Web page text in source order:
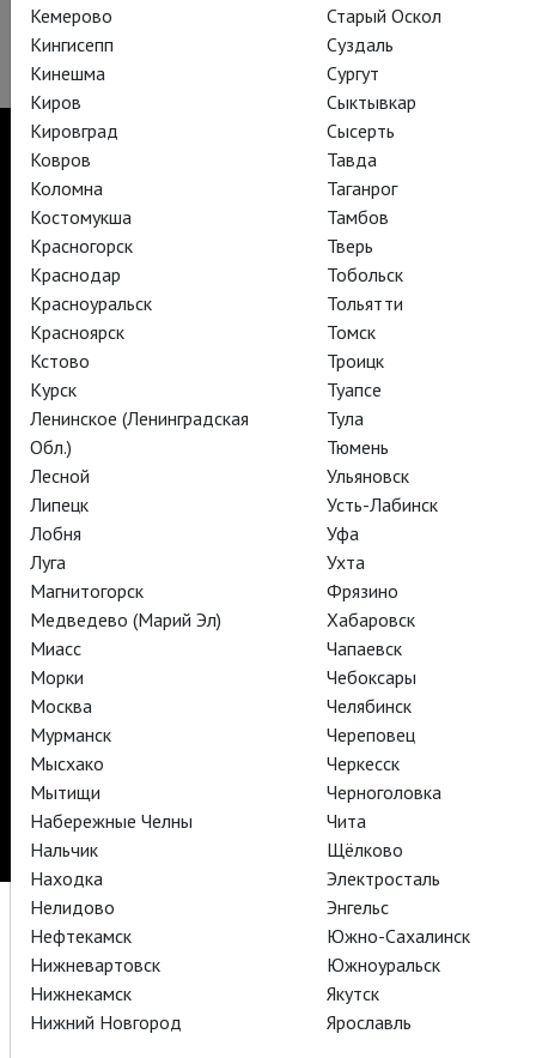
TheatreHD
TheatreHD Опера
TheatreHD Балет в кино
АРТ-ЛЕКТОРИЙ В КИНО
TheatreHD
АРТ-ЛЕКТОРИЙ В КИНО
TheatreHD
TheatreHD Опера
TheatreHD Балет в кино
TheatreHD
Поддержать
Стать волонтёром
Как организовать показ в вашем городе
Контакты
18+
Кемерово
Кингисепп
Кинешма
Киров
Кировград
Ковров
Коломна
Костомукша
Красногорск
Краснодар
Красноуральск
Красноярск
Кстово
Курск
Ленинское (Ленинградская
Обл.)
Лесной
Липецк
Лобня
Луга
Магнитогорск
Медведево (Марий Эл)
Миасс
Морки
Москва
Мурманск
Мысхако
Мытищи
Набережные Челны
Нальчик
Находка
Нелидово
Нефтекамск
Нижневартовск
Нижнекамск
Нижний Новгород
Старый Оскол
Суздаль
Сургут
Сыктывкар
Сысерть
Тавда
Таганрог
Тамбов
Тверь
Тобольск
Тольятти
Томск
Троицк
Туапсе
Тула
Тюмень
Ульяновск
Усть-Лабинск
Уфа
Ухта
Фрязино
Хабаровск
Чапаевск
Чебоксары
Челябинск
Череповец
Черкесск
Черноголовка
Чита
Щёлково
Электросталь
Энгельс
Южно-Сахалинск
Южноуральск
Якутск
Ярославль